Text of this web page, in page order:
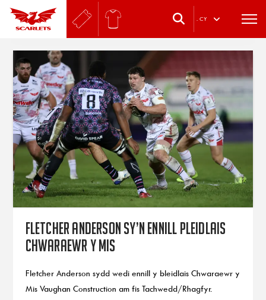
. CY
Fletcher Anderson sy’n ennill pleidlais
Chwaraewr y Mis
Fletcher Anderson sydd wedi ennill y bleidlais Chwaraewr y
Mis Vaughan Construction am fis Tachwedd/Rhagfyr.